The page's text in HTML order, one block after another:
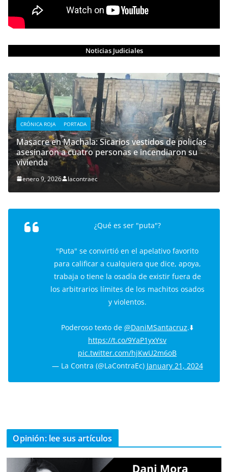
Noticias Judiciales
CRÓNICA ROJA PORTADA
Masacre en Machala: Sicarios vestidos de policías
asesinaron a cuatro personas e incendiaron su
vivienda
enero 9, 2026 lacontraec
¿Qué es ser "puta"?
"Puta" se convirtió en el apelativo favorito
para calificar a cualquiera que dice, apoya,
trabaja o tiene la osadía de existir fuera de
los arbitrarios límites de los machitos osados
y violentos.
Poderoso texto de @DaniMSantacruz.⬇️
https://t.co/9YaP1yxYsv
pic.twitter.com/hjKwU2m6oB
— La Contra (@LaContraEc) January 21, 2024
Opinión: lee sus artículos